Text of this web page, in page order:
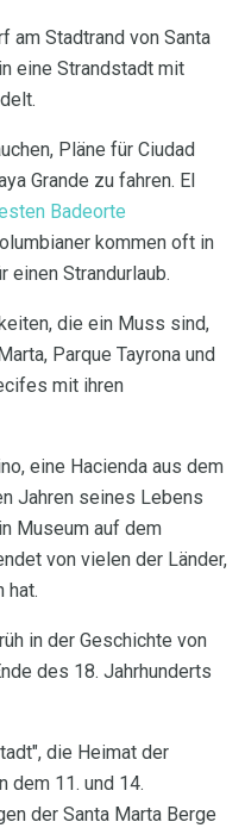
am Stadtrand von Santa
eine Strandstadt mit
Pläne für Ciudad
Grande zu fahren. El
Badeorte
kommen oft in
einen Strandurlaub.
die ein Muss sind,
Parque Tayrona und
mit ihren
eine Hacienda aus dem
Jahren seines Lebens
Museum auf dem
von vielen der Länder,
hat.
in der Geschichte von
des 18. Jahrhunderts
die Heimat der
dem 11. und 14.
der Santa Marta Berge